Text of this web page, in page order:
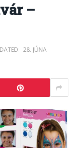
–
28. JÚNA